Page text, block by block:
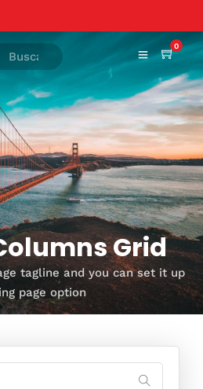
0
Grid
tagline and you can set it up
page option